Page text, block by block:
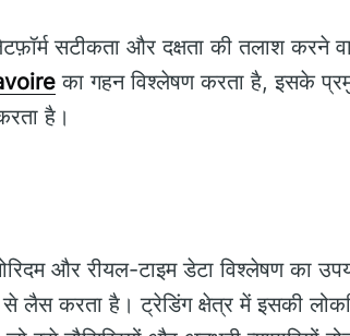
सटीकता और दक्षता की तलाश करने
का गहन विश्लेषण करता है, इसके
है।
और रीयल-टाइम डेटा विश्लेषण का
से लैस करता है। ट्रेडिंग क्षेत्र में इसकी